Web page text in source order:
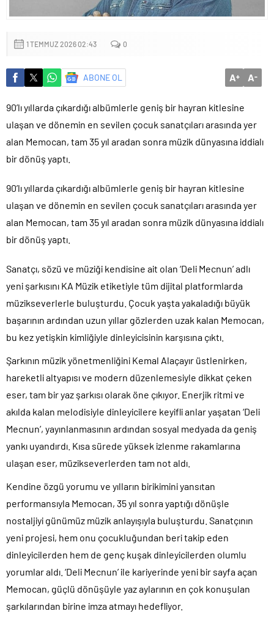
Başkan Altay: ‘Bosna Hersek Mahallemizdeki Fera Şubemizi
bu yıl itibariyle açmayı planlıyoruz’
1 TEMMUZ 2026 02:43 0
ABONE OL A+ A-
90’lı yıllarda çıkardığı albümlerle geniş bir hayran kitlesine
ulaşan ve dönemin en sevilen çocuk sanatçıları arasında yer
alan Memocan, tam 35 yıl aradan sonra müzik dünyasına iddialı
bir dönüş yaptı.
90’lı yıllarda çıkardığı albümlerle geniş bir hayran kitlesine
ulaşan ve dönemin en sevilen çocuk sanatçıları arasında yer
alan Memocan, tam 35 yıl aradan sonra müzik dünyasına iddialı
bir dönüş yaptı.
Sanatçı, sözü ve müziği kendisine ait olan ‘Deli Mecnun’ adlı
yeni şarkısını KA Müzik etiketiyle tüm dijital platformlarda
müzikseverlerle buluşturdu. Çocuk yaşta yakaladığı büyük
başarının ardından uzun yıllar gözlerden uzak kalan Memocan,
bu kez yetişkin kimliğiyle dinleyicisinin karşısına çıktı.
Şarkının müzik yönetmenliğini Kemal Alaçayır üstlenirken,
hareketli altyapısı ve modern düzenlemesiyle dikkat çeken
eser, tam bir yaz şarkısı olarak öne çıkıyor. Enerjik ritmi ve
akılda kalan melodisiyle dinleyicilere keyifli anlar yaşatan ‘Deli
Mecnun’, yayınlanmasının ardından sosyal medyada da geniş
yankı uyandırdı. Kısa sürede yüksek izlenme rakamlarına
ulaşan eser, müzikseverlerden tam not aldı.
Kendine özgü yorumu ve yılların birikimini yansıtan
performansıyla Memocan, 35 yıl sonra yaptığı dönüşle
nostaljiyi günümüz müzik anlayışıyla buluşturdu. Sanatçının
yeni projesi, hem onu çocukluğundan beri takip eden
dinleyicilerden hem de genç kuşak dinleyicilerden olumlu
yorumlar aldı. ‘Deli Mecnun’ ile kariyerinde yeni bir sayfa açan
Memocan, güçlü dönüşüyle yaz aylarının en çok konuşulan
şarkılarından birine imza atmayı hedefliyor.